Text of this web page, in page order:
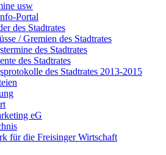
usw
Portal
des Stadtrates
/ Gremien des Stadtrates
des Stadtrates
des Stadtrates
des Stadtrates 2013-2015
eG
für die Freisinger Wirtschaft